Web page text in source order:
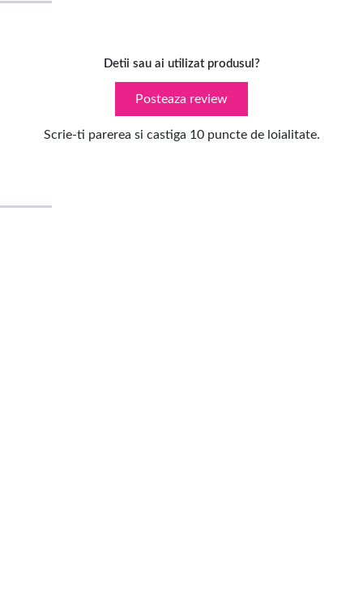
Detii sau ai utilizat produsul?
Posteaza review
Scrie-ti parerea si castiga 10 puncte de loialitate.